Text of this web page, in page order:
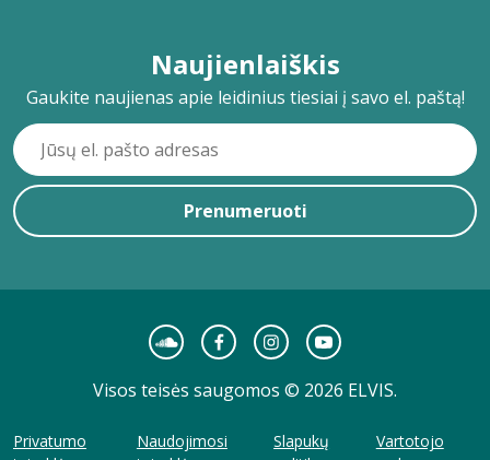
Naujienlaiškis
Gaukite naujienas apie leidinius tiesiai į savo el. paštą!
Prenumeruoti
Visos teisės saugomos © 2026 ELVIS.
Privatumo
Naudojimosi
Slapukų
Vartotojo